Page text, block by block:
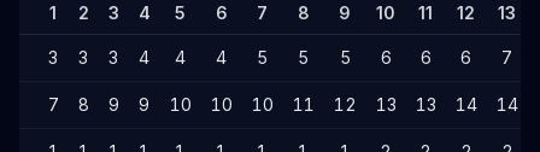
1 2 3 4 5 6 7 8 9 10 11 12 13
3 3 3 4 4 4 5 5 5 6 6 6 7
7 8 9 9 10 10 10 11 12 13 13 14 14